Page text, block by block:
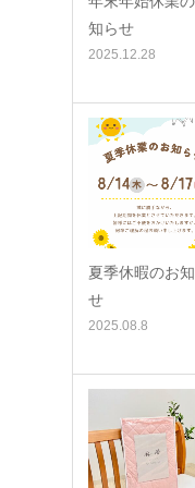
知らせ
2025.12.28
夏季休暇のお
せ
2025.08.8